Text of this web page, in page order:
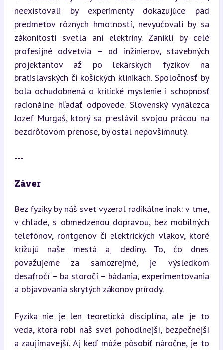
neexistovali by experimenty dokazujúce pád
predmetov rôznych hmotností, nevyučovali by sa
zákonitosti svetla ani elektriny. Zanikli by celé
profesijné odvetvia – od inžinierov, stavebných
projektantov až po lekárskych fyzikov na
bratislavských či košických klinikách. Spoločnosť by
bola ochudobnená o kritické myslenie i schopnosť
racionálne hľadať odpovede. Slovenský vynálezca
Jozef Murgaš, ktorý sa preslávil svojou prácou na
bezdrôtovom prenose, by ostal nepovšimnutý.
---
Záver
Bez fyziky by náš svet vyzeral radikálne inak: v tme,
v chlade, s obmedzenou dopravou, bez mobilných
telefónov, röntgenov či elektrických vlakov, ktoré
križujú naše mestá aj dediny. To, čo dnes
považujeme za samozrejmé, je výsledkom
desaťročí – ba storočí – bádania, experimentovania
a objavovania skrytých zákonov prírody.
Fyzika nie je len teoretická disciplína, ale je to
veda, ktorá robí náš svet pohodlnejší, bezpečnejší
a zaujímavejší. Aj keď môže pôsobiť náročne, je to